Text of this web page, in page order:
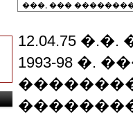
���, ���
12.04.75
1993-98